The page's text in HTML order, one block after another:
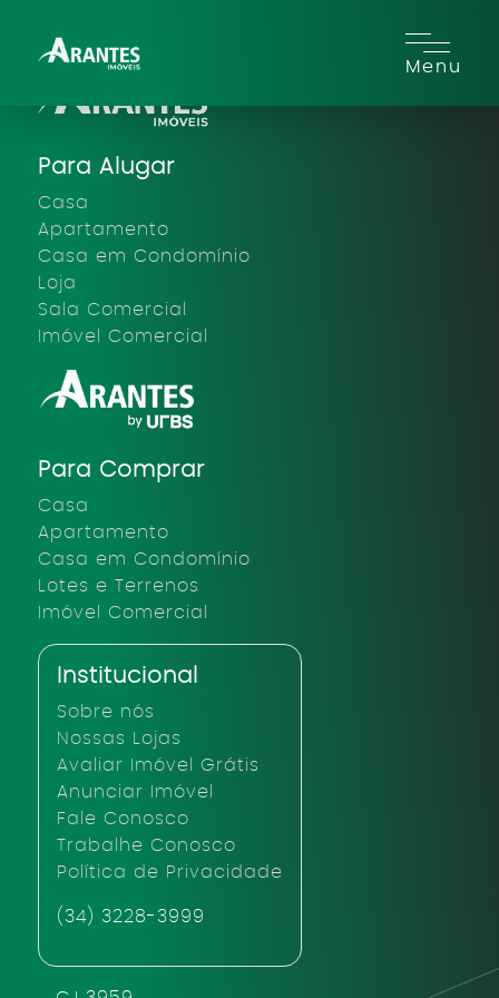
Menu
Para Alugar
Casa
Apartamento
Casa em Condomínio
Loja
Sala Comercial
Imóvel Comercial
Para Comprar
Casa
Apartamento
Casa em Condomínio
Lotes e Terrenos
Imóvel Comercial
Institucional
Sobre nós
Nossas Lojas
Avaliar Imóvel Grátis
Anunciar Imóvel
Fale Conosco
Trabalhe Conosco
Política de Privacidade
(34) 3228-3999